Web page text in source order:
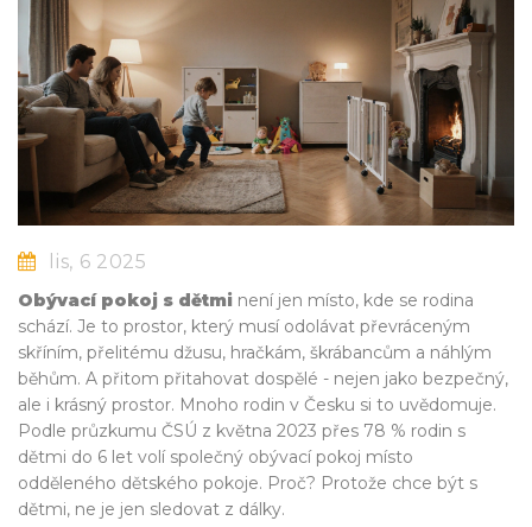
lis, 6 2025
Obývací pokoj s dětmi není jen místo, kde se rodina
schází. Je to prostor, který musí odolávat převráceným
skříním, přelitému džusu, hračkám, škrábancům a náhlým
běhům. A přitom přitahovat dospělé - nejen jako bezpečný,
ale i krásný prostor. Mnoho rodin v Česku si to uvědomuje.
Podle průzkumu ČSÚ z května 2023 přes 78 % rodin s
dětmi do 6 let volí společný obývací pokoj místo
odděleného dětského pokoje. Proč? Protože chce být s
dětmi, ne je jen sledovat z dálky.